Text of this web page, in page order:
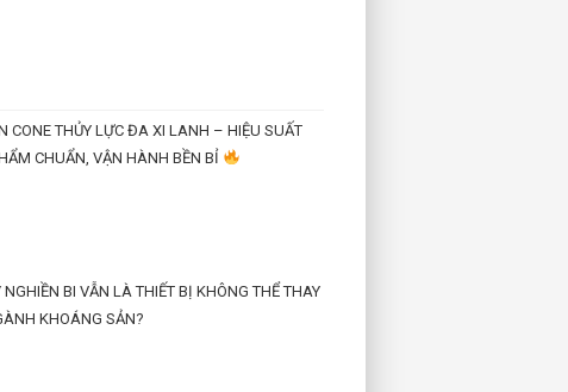
CONE THỦY LỰC ĐA XI LANH – HIỆU SUẤT
CHUẨN, VẬN HÀNH BỀN BỈ
BI VẪN LÀ THIẾT BỊ KHÔNG THỂ THAY
KHOÁNG SẢN?